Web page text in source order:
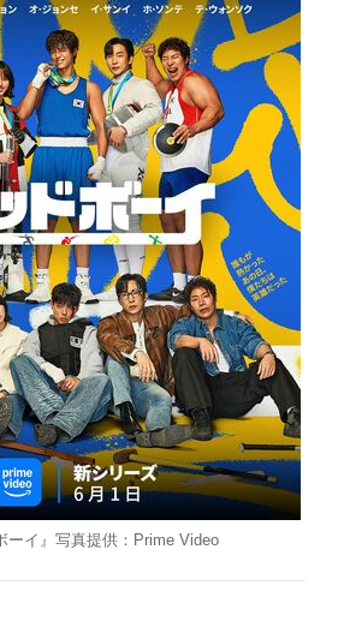
ーイ』写真提供：Prime Video